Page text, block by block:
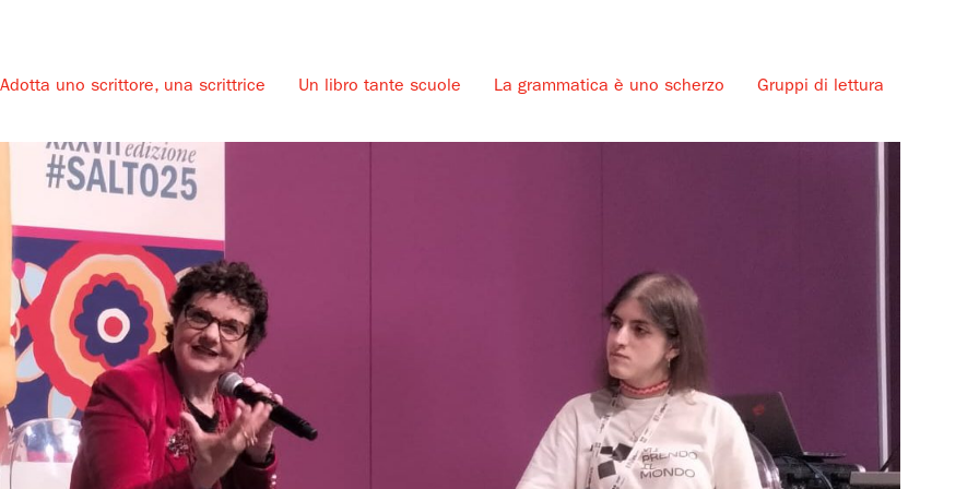
Adotta uno scrittore, una scrittrice Un libro tante scuole La grammatica è uno scherzo Gruppi di lettura